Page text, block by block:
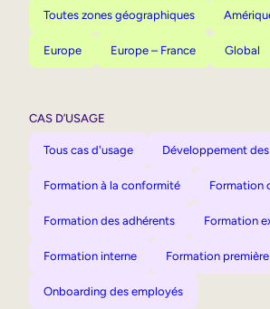
Toutes zones géographiques
Europe Europe – France Global
CAS D’USAGE
Tous cas d'usage Développement
Formation à la conformité Formation
Formation des adhérents Formation
Formation interne Formation
Onboarding des employés